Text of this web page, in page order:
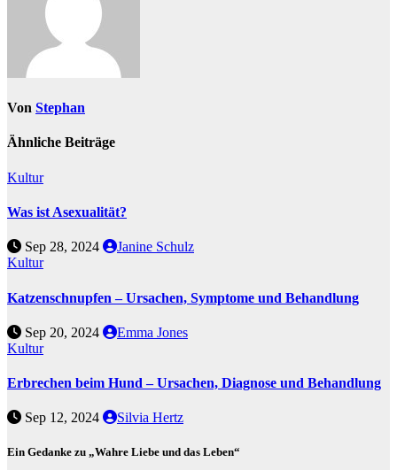
Von Stephan
Ähnliche Beiträge
Kultur
Was ist Asexualität?
Sep 28, 2024
Janine Schulz
Kultur
Katzenschnupfen – Ursachen, Symptome und Behandlung
Sep 20, 2024
Emma Jones
Kultur
Erbrechen beim Hund – Ursachen, Diagnose und Behandlung
Sep 12, 2024 Silvia Hertz
Ein Gedanke zu „Wahre Liebe und das Leben“